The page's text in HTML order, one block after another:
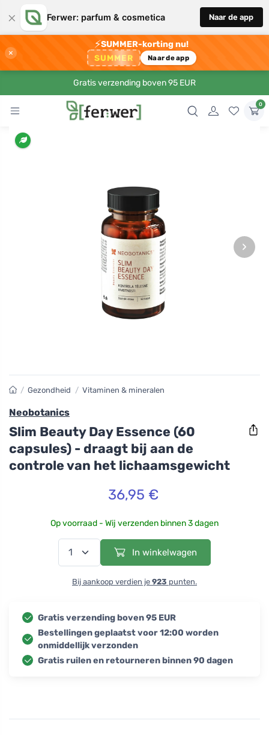
× Ferwer: parfum & cosmetica Naar de app
×
⚡SUMMER-korting nu!
SUMMER Naar de app
Gratis verzending boven 95 EUR
0
›
/ Gezondheid / Vitaminen & mineralen
Neobotanics
Slim Beauty Day Essence (60
capsules) - draagt bij aan de
controle van het lichaamsgewicht
36,95 €
Op voorraad - Wij verzenden binnen 3 dagen
In winkelwagen
Bij aankoop verdien je 923 punten.
Gratis verzending boven 95 EUR
Bestellingen geplaatst voor 12:00 worden
onmiddellijk verzonden
Gratis ruilen en retourneren binnen 90 dagen